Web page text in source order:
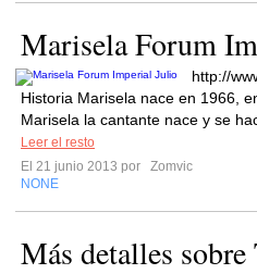
Marisela Forum
http://
Historia Marisela nace en 1966,
Marisela la cantante nace y se
Leer el resto
El 21 junio 2013 por
Zomvic
NONE
Más detalles